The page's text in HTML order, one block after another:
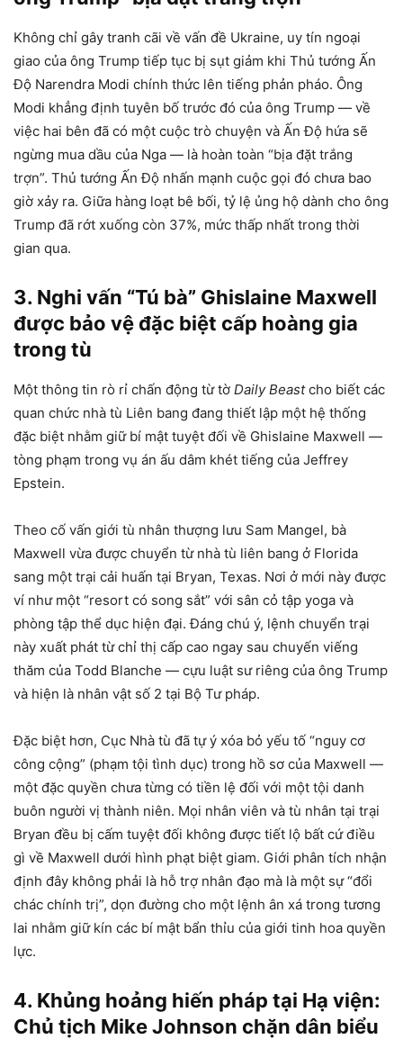
Không chỉ gây tranh cãi về vấn đề Ukraine, uy tín ngoại
giao của ông Trump tiếp tục bị sụt giảm khi Thủ tướng Ấn
Độ Narendra Modi chính thức lên tiếng phản pháo. Ông
Modi khẳng định tuyên bố trước đó của ông Trump — về
việc hai bên đã có một cuộc trò chuyện và Ấn Độ hứa sẽ
ngừng mua dầu của Nga — là hoàn toàn “bịa đặt trắng
trợn”. Thủ tướng Ấn Độ nhấn mạnh cuộc gọi đó chưa bao
giờ xảy ra. Giữa hàng loạt bê bối, tỷ lệ ủng hộ dành cho ông
Trump đã rớt xuống còn 37%, mức thấp nhất trong thời
gian qua.
3. Nghi vấn “Tú bà” Ghislaine Maxwell
được bảo vệ đặc biệt cấp hoàng gia
trong tù
Một thông tin rò rỉ chấn động từ tờ Daily Beastcho biết các
quan chức nhà tù Liên bang đang thiết lập một hệ thống
đặc biệt nhằm giữ bí mật tuyệt đối về Ghislaine Maxwell —
tòng phạm trong vụ án ấu dâm khét tiếng của Jeffrey
Epstein.
Theo cố vấn giới tù nhân thượng lưu Sam Mangel, bà
Maxwell vừa được chuyển từ nhà tù liên bang ở Florida
sang một trại cải huấn tại Bryan, Texas. Nơi ở mới này được
ví như một “resort có song sắt” với sân cỏ tập yoga và
phòng tập thể dục hiện đại. Đáng chú ý, lệnh chuyển trại
này xuất phát từ chỉ thị cấp cao ngay sau chuyến viếng
thăm của Todd Blanche — cựu luật sư riêng của ông Trump
và hiện là nhân vật số 2 tại Bộ Tư pháp.
Đặc biệt hơn, Cục Nhà tù đã tự ý xóa bỏ yếu tố “nguy cơ
công cộng” (phạm tội tình dục) trong hồ sơ của Maxwell —
một đặc quyền chưa từng có tiền lệ đối với một tội danh
buôn người vị thành niên. Mọi nhân viên và tù nhân tại trại
Bryan đều bị cấm tuyệt đối không được tiết lộ bất cứ điều
gì về Maxwell dưới hình phạt biệt giam. Giới phân tích nhận
định đây không phải là hỗ trợ nhân đạo mà là một sự “đổi
chác chính trị”, dọn đường cho một lệnh ân xá trong tương
lai nhằm giữ kín các bí mật bẩn thỉu của giới tinh hoa quyền
lực.
4. Khủng hoảng hiến pháp tại Hạ viện:
Chủ tịch Mike Johnson chặn dân biểu